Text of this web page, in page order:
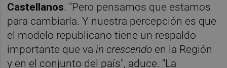
Castellanos. "Pero pensamos que estamos
para cambiarla. Y nuestra percepción es que
el modelo republicano tiene un respaldo
importante que vain crescendo en la Región
y en el conjunto del país", aduce. "La